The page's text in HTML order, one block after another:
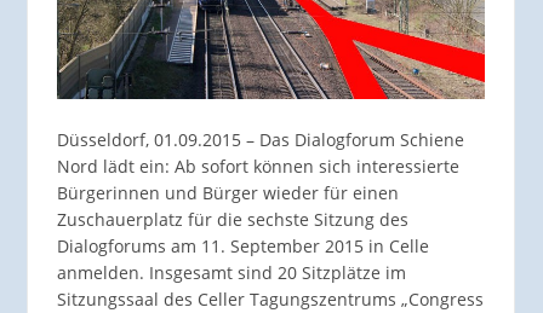
Düsseldorf, 01.09.2015 – Das Dialogforum Schiene
Nord lädt ein: Ab sofort können sich interessierte
Bürgerinnen und Bürger wieder für einen
Zuschauerplatz für die sechste Sitzung des
Dialogforums am 11. September 2015 in Celle
anmelden. Insgesamt sind 20 Sitzplätze im
Sitzungssaal des Celler Tagungszentrums „Congress